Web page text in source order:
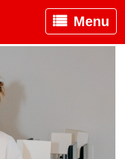
Menu